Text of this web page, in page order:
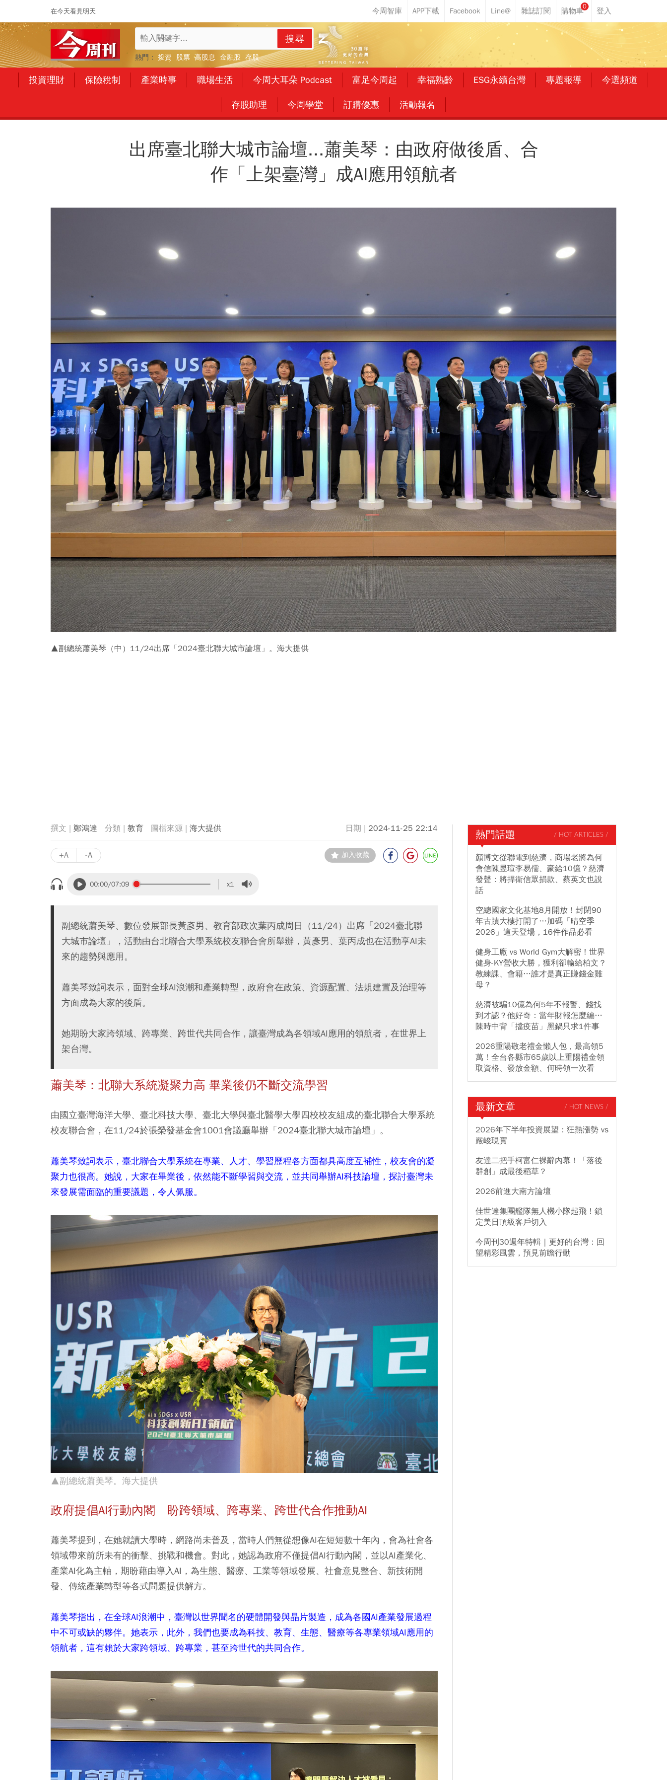
在今天看見明天
0
搜尋
熱門： 投資 股票 高股息 金融股 存股
投資理財 保險稅制 產業時事 職場生活 今周大耳朵 Podcast 富足今周起 幸福熟齡 ESG永續台灣 專題報導 今選頻道
存股助理 今周學堂 訂購優惠 活動報名
出席臺北聯大城市論壇...蕭美琴：由政府做後盾、合
作「上架臺灣」成AI應用領航者
▲副總統蕭美琴（中）11/24出席「2024臺北聯大城市論壇」。海大提供
鄭鴻達 教育 海大提供 2024-11-25 22:14
+A -A 加入收藏
00:00/07:09 x1
副總統蕭美琴、數位發展部長黃彥男、教育部政次葉丙成周日（11/24）出席「2024臺北聯
大城市論壇」，活動由台北聯合大學系統校友聯合會所舉辦，黃彥男、葉丙成也在活動享AI未
來的趨勢與應用。
蕭美琴致詞表示，面對全球AI浪潮和產業轉型，政府會在政策、資源配置、法規建置及治理等
方面成為大家的後盾。
她期盼大家跨領域、跨專業、跨世代共同合作，讓臺灣成為各領域AI應用的領航者，在世界上
架台灣。
蕭美琴：北聯大系統凝聚力高 畢業後仍不斷交流學習
由國立臺灣海洋大學、臺北科技大學、臺北大學與臺北醫學大學四校校友組成的臺北聯合大學系統
校友聯合會，在11/24於張榮發基金會1001會議廳舉辦「2024臺北聯大城市論壇」。
蕭美琴致詞表示，臺北聯合大學系統在專業、人才、學習歷程各方面都具高度互補性，校友會的凝
聚力也很高。她說，大家在畢業後，依然能不斷學習與交流，並共同舉辦AI科技論壇，探討臺灣未
來發展需面臨的重要議題，令人佩服。
▲副總統蕭美琴。海大提供
政府提倡AI行動內閣 盼跨領域、跨專業、跨世代合作推動AI
蕭美琴提到，在她就讀大學時，網路尚未普及，當時人們無從想像AI在短短數十年內，會為社會各
領域帶來前所未有的衝擊、挑戰和機會。對此，她認為政府不僅提倡AI行動內閣，並以AI產業化、
產業AI化為主軸，期盼藉由導入AI，為生態、醫療、工業等領域發展、社會意見整合、新技術開
發、傳統產業轉型等各式問題提供解方。
蕭美琴指出，在全球AI浪潮中，臺灣以世界聞名的硬體開發與晶片製造，成為各國AI產業發展過程
中不可或缺的夥伴。她表示，此外，我們也要成為科技、教育、生態、醫療等各專業領域AI應用的
領航者，這有賴於大家跨領域、跨專業，甚至跨世代的共同合作。
熱門話題 / HOT ARTICLES /
顏博文從聯電到慈濟，商場老將為何
會信陳昱瑄李易儒、豪給10億？慈濟
發聲：將捍衛信眾捐款、蔡英文也說
話
空總國家文化基地8月開放！封閉90
年古蹟大樓打開了…加碼「晴空季
2026」這天登場，16件作品必看
健身工廠 vs World Gym大解密！世界
健身-KY營收大勝，獲利卻輸給柏文？
教練課、會籍…誰才是真正賺錢金雞
母？
慈濟被騙10億為何5年不報警、錢找
到才認？他好奇：當年財報怎麼編…
陳時中背「擋疫苗」黑鍋只求1件事
2026重陽敬老禮金懶人包，最高領5
萬！全台各縣市65歲以上重陽禮金領
取資格、發放金額、何時領一次看
最新文章 / HOT NEWS /
2026年下半年投資展望：狂熱漲勢 vs
嚴峻現實
友達二把手柯富仁裸辭內幕！「落後
群創」成最後稻草？
2026前進大南方論壇
佳世達集團艦隊無人機小隊起飛！鎖
定美日頂級客戶切入
今周刊30週年特輯｜更好的台灣：回
望精彩風雲，預見前瞻行動